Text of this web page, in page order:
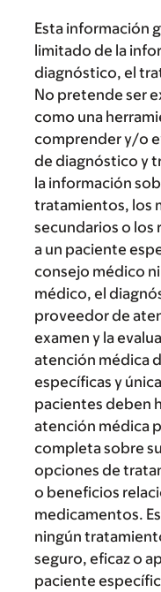
Esta información
limitado de la
diagnóstico, el
No pretende ser
como una
comprender y/o
de diagnóstico y
la información
tratamientos, los
secundarios o los
a un paciente
consejo médico
médico, el
proveedor de
examen y la
atención médica
específicas y
pacientes deben
atención médica
completa sobre
opciones de
o beneficios
medicamentos.
ningún
seguro, eficaz o
paciente